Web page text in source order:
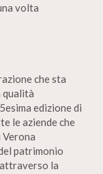
volta
che sta
qualità
edizione di
le aziende che
patrimonio
la